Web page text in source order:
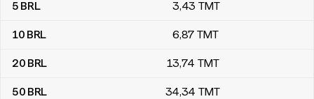
5 BRL 3,43 TMT
10 BRL 6,87 TMT
20 BRL 13,74 TMT
50 BRL 34,34 TMT